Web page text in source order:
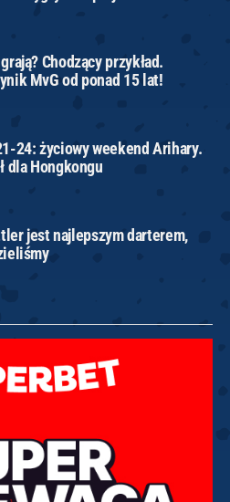
Chodzący przykład.
MvG od ponad 15 lat!
24: życiowy weekend Arihary.
dla Hongkongu
jest najlepszym darterem,